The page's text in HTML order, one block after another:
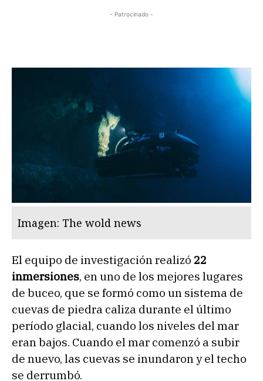
- Patrocinado -
Imagen: The wold news
El equipo de investigación realizó 22
inmersiones, en uno de los mejores lugares
de buceo, que se formó como un sistema de
cuevas de piedra caliza durante el último
período glacial, cuando los niveles del mar
eran bajos. Cuando el mar comenzó a subir
de nuevo, las cuevas se inundaron y el techo
se derrumbó.